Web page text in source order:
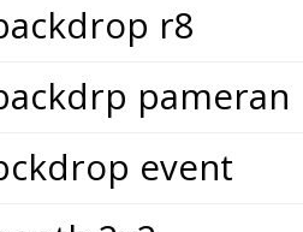
r8
pameran
event